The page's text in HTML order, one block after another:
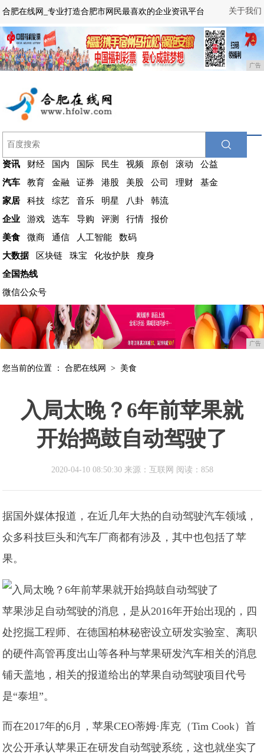
关于我们
合肥在线网_专业打造合肥市网民最喜欢的企业资讯平台
广告
资讯 财经 国内 国际 民生 视频 原创 滚动
公益
汽车
教育 金融 证券 港股 美股 公司 理财
基金
家居
科技 综艺 音乐 明星 八卦
韩流
企业
游戏 选车 导购 评测 行情
报价
美食
微商 通信 人工智能
数码
大数据
区块链 珠宝 化妆护肤
瘦身
全国热线
微信公众号
广告
您当前的位置 ：合肥在线网 > 美食
入局太晚？6年前苹果就
开始捣鼓自动驾驶了
2020-04-10 08:50:30 来源：互联网 阅读：858
据国外媒体报道，在近几年大热的自动驾驶汽车领域，
众多科技巨头和汽车厂商都有涉及，其中也包括了苹
果。
苹果涉足自动驾驶的消息，是从2016年开始出现的，四
处挖掘工程师、在德国柏林秘密设立研发实验室、离职
的硬件高管再度出山等各种与苹果研发汽车相关的消息
铺天盖地，相关的报道给出的苹果自动驾驶项目代号
是“泰坦”。
而在2017年的6月，苹果CEO蒂姆·库克（Tim Cook）首
次公开承认苹果正在研发自动驾驶系统，这也就坐实了